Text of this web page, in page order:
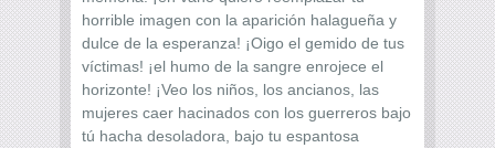
horrible imagen con la aparición halagueña y
dulce de la esperanza! ¡Oigo el gemido de tus
víctimas! ¡el humo de la sangre enrojece el
horizonte! ¡Veo los niños, los ancianos, las
mujeres caer hacinados con los guerreros bajo
tú hacha desoladora, bajo tu espantosa